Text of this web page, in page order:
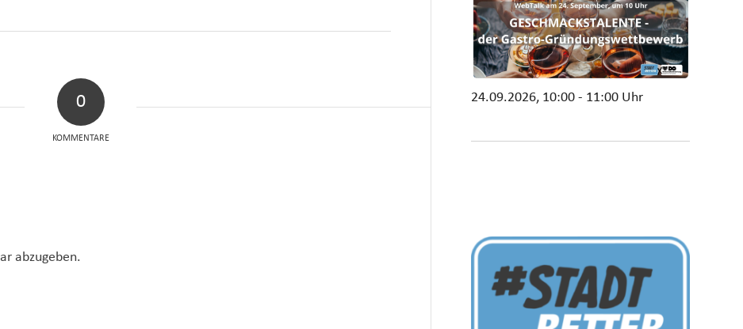
0
KOMMENTARE
abzugeben.
24.09.2026, 10:00 - 11:00 Uhr